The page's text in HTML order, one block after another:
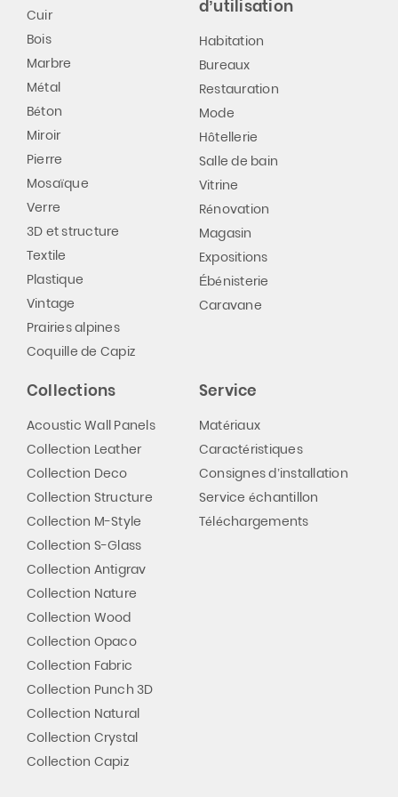
Cuir
Bois
Marbre
Métal
Béton
Miroir
Pierre
Mosaïque
Verre
3D et structure
Textile
Plastique
Vintage
Prairies alpines
Coquille de Capiz
d’utilisation
Habitation
Bureaux
Restauration
Mode
Hôtellerie
Salle de bain
Vitrine
Rénovation
Magasin
Expositions
Ébénisterie
Caravane
Collections
Acoustic Wall Panels
Collection Leather
Collection Deco
Collection Structure
Collection M-Style
Collection S-Glass
Collection Antigrav
Collection Nature
Collection Wood
Collection Opaco
Collection Fabric
Collection Punch 3D
Collection Natural
Collection Crystal
Collection Capiz
Service
Matériaux
Caractéristiques
Consignes d’installation
Service échantillon
Téléchargements